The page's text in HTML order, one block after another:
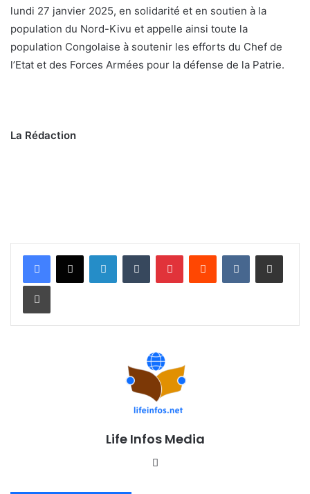
lundi 27 janvier 2025, en solidarité et en soutien à la
population du Nord-Kivu et appelle ainsi toute la
population Congolaise à soutenir les efforts du Chef de
l’Etat et des Forces Armées pour la défense de la Patrie.
La Rédaction
Life Infos Media